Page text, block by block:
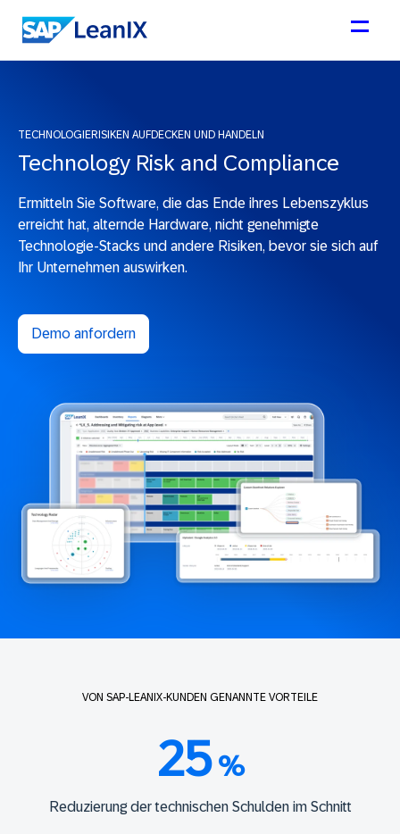
TECHNOLOGIERISIKEN AUFDECKEN UND HANDELN
Technology Risk and Compliance
Ermitteln Sie Software, die das Ende ihres Lebenszyklus
erreicht hat, alternde Hardware, nicht genehmigte
Technologie-Stacks und andere Risiken, bevor sie sich auf
Ihr Unternehmen auswirken.
Demo anfordern
VON SAP-LEANIX-KUNDEN GENANNTE VORTEILE
25%
Reduzierung der technischen Schulden im Schnitt